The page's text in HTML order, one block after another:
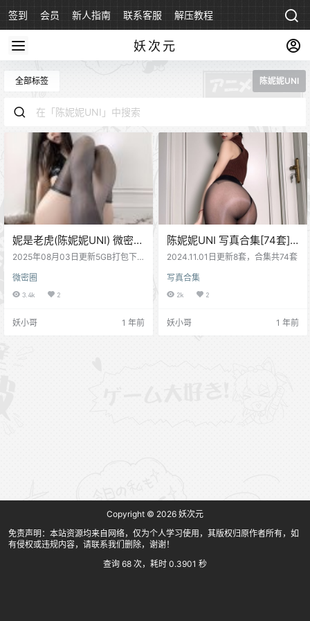
签到 会员 新人指南 联系客服 解压教程
妖次元
全部标签 陈妮妮UNI
妮是老虎(陈妮妮UNI) 微密圈
合集[98套][持续更新]
2025年08月03日更新5GB打包下
微密圈 妮是老虎，别名：陈妮妮UN
I，高颜值好身材女神博主，小姐姐
刚好，绝了。除了微密以外，也拍
微密圈
3.4k 2
妖小哥 1 年前
陈妮妮UNI 写真合集[74套]
[持续更新]
2024.11.01日更新8套，合集共74套
写真合集
2k 2
妖小哥 1 年前
Copyright © 2026 妖次元
免责声明：本站资源均来自网络，仅为个人学习使用，其版权归原作者所有，如
有侵权或违规内容，请联系我们删除，谢谢！
查询 68 次，耗时 0.3901 秒